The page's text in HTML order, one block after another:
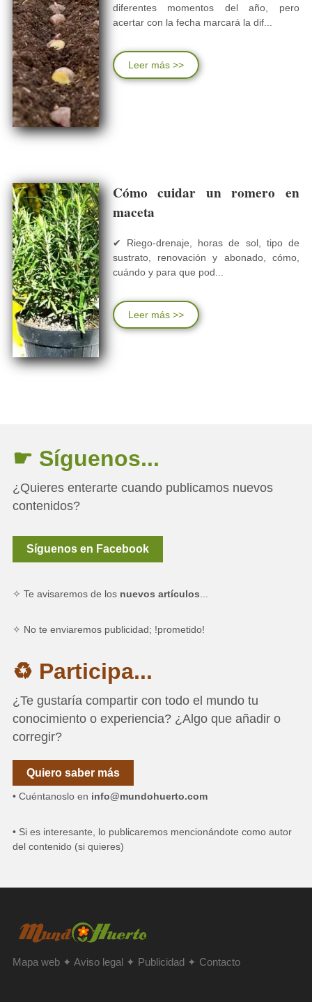
diferentes momentos del año, pero
acertar con la fecha marcará la dif...
Leer más >>
Cómo cuidar un romero en
maceta
✔ Riego-drenaje, horas de sol, tipo de
sustrato, renovación y abonado, cómo,
cuándo y para que pod...
Leer más >>
☛ Síguenos...
¿Quieres enterarte cuando publicamos nuevos
contenidos?
Síguenos en Facebook
✧ Te avisaremos de los nuevos artículos
✧ No te enviaremos publicidad; !prometido!
♻ Participa...
¿Te gustaría compartir con todo el mundo tu
conocimiento o experiencia? ¿Algo que añadir o
corregir?
Quiero saber más
• Cuéntanoslo en info@mundohuerto.com
• Si es interesante, lo publicaremos mencionándote como autor
del contenido (si quieres)
Mapa web✦ Aviso legal ✦ Publicidad ✦ Contacto